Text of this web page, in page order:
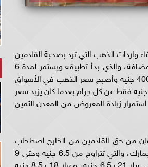
واردات الذهب التي ترد بصحبة القادمين
من الخارج من الضريبة الجمركية والرسوم الأخرى فيما عدا الضريبة على القيمة المضافة، والذي بدأ تطبيقه ويستمر لمدة 6
أشهر ساهم فى تراجع أسعار الذهب بشكل كبير، حيث تراجع سعر الجرام لأكثر من 400 جنيه وأصبح سعر الذهب في الأسواق
المحلية يقارب السعر العالمي الذى قد ينخفض عن السعر المحلى بقيمة حوالى 100 جنيه فقط عن كل جرام بعدما كان يزيد سعر
لافتا إلى أنه مع استمرار زيادة المعروض من المعدن الثمين
من حق القادمين من الخارج اصطحاب
الذهب بدون دفع رسوم جمركية باستثناء دفع رسوم القيمة المضافة فقط في الجمارك، والتي تتراوح من 6.5 جنيه وحتى 9
جنيهات عن كل جرام ذهب وفقا لنوع العيار، حيث تبلغ قيمة القيمة المضافة على عيار 21 بـ6.5 جنيه، وعيار 18 بـ8.5 جنيه